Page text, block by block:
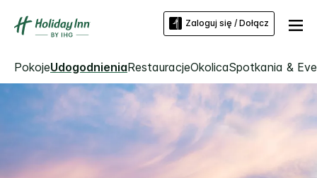
Zaloguj się / Dołącz
PokojeUdogodnieniaRestauracjeOkolicaSpotkania &